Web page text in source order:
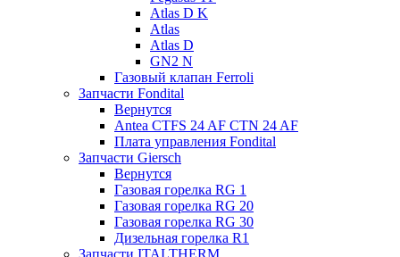
Atlas D K
Atlas
Atlas D
GN2 N
Газовый клапан Ferroli
Запчасти Fondital
Вернутся
Antea CTFS 24 AF CTN 24 AF
Плата управления Fondital
Запчасти Giersch
Вернутся
Газовая горелка RG 1
Газовая горелка RG 20
Газовая горелка RG 30
Дизельная горелка R1
Запчасти ITALTHERM